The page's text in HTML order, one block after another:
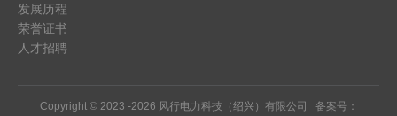
发展历程
荣誉证书
人才招聘
Copyright © 2023 -2026 风行电力科技（绍兴）有限公司 备案号：